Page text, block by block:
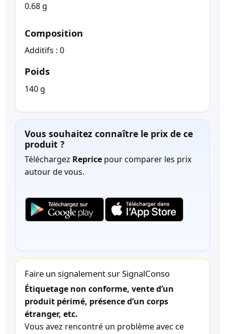
0.68 g
Composition
Additifs : 0
Poids
140 g
Vous souhaitez connaître le prix de ce
produit ?
Téléchargez Reprice pour comparer les prix
autour de vous.
Faire un signalement sur SignalConso
Étiquetage non conforme, vente d’un
produit périmé, présence d’un corps
étranger, etc.
Vous avez rencontré un problème avec ce